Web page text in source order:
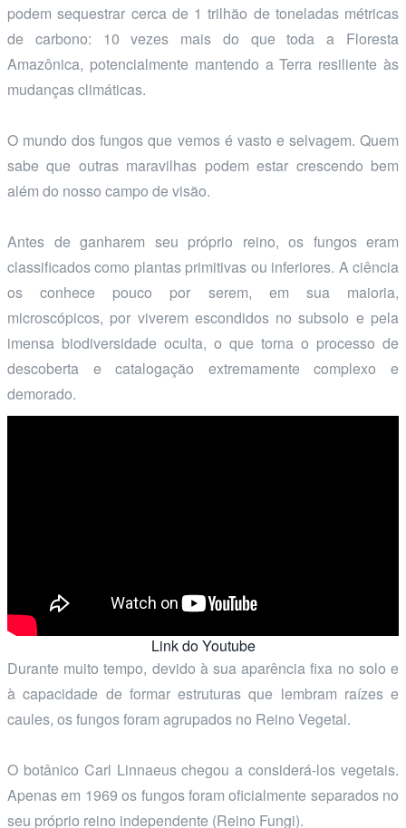
podem sequestrar cerca de 1 trilhão de toneladas métricas
de carbono: 10 vezes mais do que toda a Floresta
Amazônica, potencialmente mantendo a Terra resiliente às
mudanças climáticas.
O mundo dos fungos que vemos é vasto e selvagem. Quem
sabe que outras maravilhas podem estar crescendo bem
além do nosso campo de visão.
Antes de ganharem seu próprio reino, os fungos eram
classificados como plantas primitivas ou inferiores. A ciência
os conhece pouco por serem, em sua maioria,
microscópicos, por viverem escondidos no subsolo e pela
imensa biodiversidade oculta, o que torna o processo de
descoberta e catalogação extremamente complexo e
demorado.
Link do Youtube
Durante muito tempo, devido à sua aparência fixa no solo e
à capacidade de formar estruturas que lembram raízes e
caules, os fungos foram agrupados no Reino Vegetal.
O botânico Carl Linnaeus chegou a considerá-los vegetais.
Apenas em 1969 os fungos foram oficialmente separados no
seu próprio reino independente (Reino Fungi).